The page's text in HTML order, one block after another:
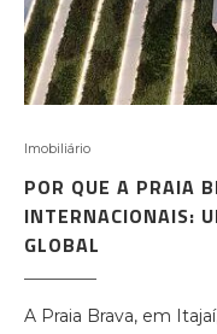
Imobiliário
POR QUE A PRAIA
INTERNACIONAIS:
GLOBAL
A Praia Brava, em